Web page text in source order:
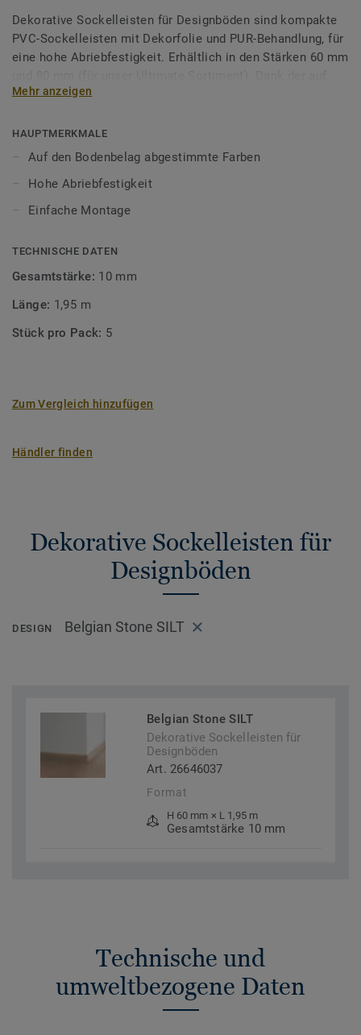
Dekorative Sockelleisten für Designböden sind kompakte
PVC-Sockelleisten mit Dekorfolie und PUR-Behandlung, für
eine hohe Abriebfestigkeit. Erhältlich in den Stärken 60 mm
unsere Designböden abgestimmten Farben sorgen Sie für
Mehr anzeigen
HAUPTMERKMALE
Auf den Bodenbelag abgestimmte Farben
Hohe Abriebfestigkeit
Einfache Montage
TECHNISCHE DATEN
Gesamtstärke: 10 mm
Länge: 1,95 m
Stück pro Pack: 5
Zum Vergleich hinzufügen
Händler finden
Dekorative Sockelleisten für
Designböden
DESIGN Belgian Stone SILT
Belgian Stone SILT
Dekorative Sockelleisten für
Designböden
Art. 26646037
Format
H 60 mm × L 1,95 m
Gesamtstärke 10 mm
Technische und
umweltbezogene Daten